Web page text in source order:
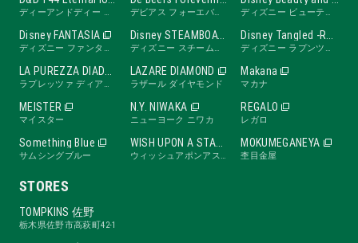
Disney FANTASIA Disney STEAMBOAT WILLIE
LAZARE DIAMOND
ラザール ダイヤモンド
Makana
マカナ
MEISTER
マイスター
N.Y. NIWAKA
ニューヨーク ニワカ
REGALO
レガロ
Something Blue
サムシングブルー
WISH UPON A STAR MOKUMEGANEYA
杢目金屋
STORES
TOMPKINS 佐野
栃木県佐野市高萩町42-1